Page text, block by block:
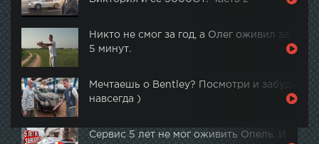
Никто не смог за год, а Олег оживил за
5 минут.
Мечтаешь о Bentley? Посмотри и забудь
навсегда )
Сервис 5 лет не мог оживить Опель. И